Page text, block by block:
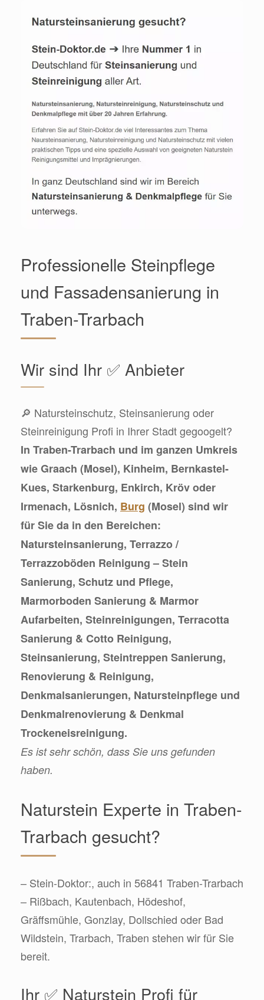
Professionelle Steinpflege
und Fassadensanierung in
Traben-Trarbach
Wir sind Ihr ✅ Anbieter
🔎 Natursteinschutz, Steinsanierung oder
Steinreinigung Profi in Ihrer Stadt gegoogelt?
In Traben-Trarbach und im ganzen Umkreis
wie Graach (Mosel), Kinheim, Bernkastel-
Kues, Starkenburg, Enkirch, Kröv oder
Irmenach, Lösnich, Burg (Mosel) sind wir
für Sie da in den Bereichen:
Natursteinsanierung, Terrazzo /
Terrazzoböden Reinigung – Stein
Sanierung, Schutz und Pflege,
Marmorboden Sanierung & Marmor
Aufarbeiten, Steinreinigungen, Terracotta
Sanierung & Cotto Reinigung,
Steinsanierung, Steintreppen Sanierung,
Renovierung & Reinigung,
Denkmalsanierungen, Natursteinpflege und
Denkmalrenovierung & Denkmal
Trockeneisreinigung.
Es ist sehr schön, dass Sie uns gefunden
haben.
Naturstein Experte in Traben-
Trarbach gesucht?
– Stein-Doktor:, auch in 56841 Traben-Trarbach
– Rißbach, Kautenbach, Hödeshof,
Gräffsmühle, Gonzlay, Dollschied oder Bad
Wildstein, Trarbach, Traben stehen wir für Sie
bereit.
Ihr ✅ Naturstein Profi für